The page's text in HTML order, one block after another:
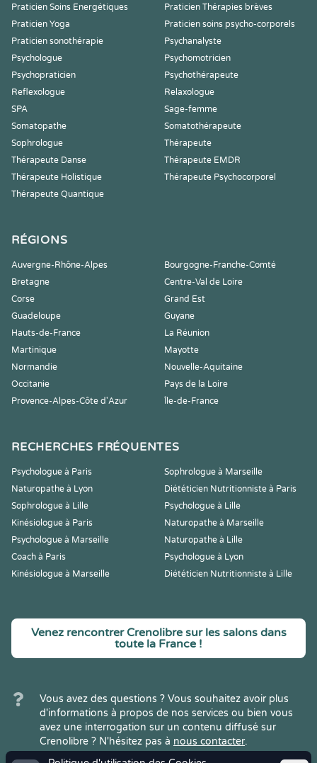
Praticien Soins Energétiques
Praticien Thérapies brèves
Praticien Yoga
Praticien soins psycho-corporels
Praticien sonothérapie
Psychanalyste
Psychologue
Psychomotricien
Psychopraticien
Psychothérapeute
Reflexologue
Relaxologue
SPA
Sage-femme
Somatopathe
Somatothérapeute
Sophrologue
Thérapeute
Thérapeute Danse
Thérapeute EMDR
Thérapeute Holistique
Thérapeute Psychocorporel
Thérapeute Quantique
RÉGIONS
Auvergne-Rhône-Alpes
Bourgogne-Franche-Comté
Bretagne
Centre-Val de Loire
Corse
Grand Est
Guadeloupe
Guyane
Hauts-de-France
La Réunion
Martinique
Mayotte
Normandie
Nouvelle-Aquitaine
Occitanie
Pays de la Loire
Provence-Alpes-Côte d'Azur
Île-de-France
RECHERCHES FRÉQUENTES
Psychologue à Paris
Sophrologue à Marseille
Naturopathe à Lyon
Diététicien Nutritionniste à Paris
Sophrologue à Lille
Psychologue à Lille
Kinésiologue à Paris
Naturopathe à Marseille
Psychologue à Marseille
Naturopathe à Lille
Coach à Paris
Psychologue à Lyon
Kinésiologue à Marseille
Diététicien Nutritionniste à Lille
Venez rencontrer Crenolibre sur les salons dans
toute la France !
Vous avez des questions ? Vous souhaitez avoir plus
d'informations à propos de nos services ou bien vous
avez une interrogation sur un contenu diffusé sur
Crenolibre ? N'hésitez pas à nous contacter.